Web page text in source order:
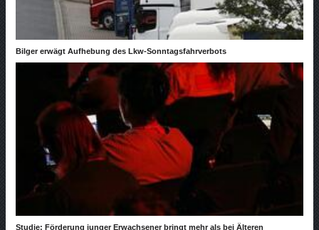
Bilger erwägt Aufhebung des Lkw-Sonntagsfahrverbots
Studie: Förderung junger Erwachsener bringt mehr als bei Älteren